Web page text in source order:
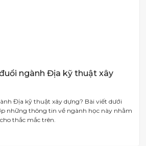
ngành Địa kỹ thuật xây
Địa kỹ thuật xây dựng? Bài viết dưới
những thông tin về ngành học này nhằm
thắc mắc trên.